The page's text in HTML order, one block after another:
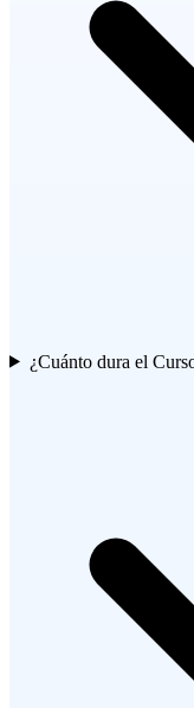
¿Cuánto dura el